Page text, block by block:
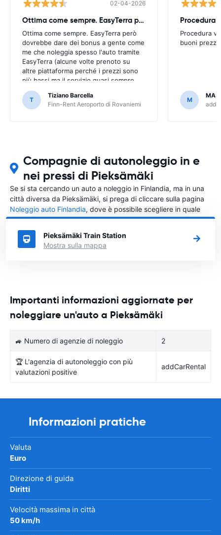
02-04-2026
Ottima come sempre. EasyTerra però
Ottima come sempre. EasyTerra però
dovrebbe dare dei bonus a gente come
me che noleggia spesso l'auto tramite
EasyTerra (alcune volte prenoto su
altre piattaforma perché i prezzi sono
più bassi ma il servizio quasi sempre
peggiore tramite piattaforma di
prenotazione (EasyTerra è più semplice
e chiaro)
T
Tiziano Barcella
Finn-Rent Aeroporto di Rovaniemi
Procedura
buoni prezzi.
M
Compagnie di autonoleggio in e
nei pressi di Pieksämäki
Se si sta cercando un auto a noleggio in Finlandia, ma in una
città diversa da Pieksämäki, si prega di cliccare sulla pagina
Noleggio auto Finlandia, dove è possibile scegliere in quale
città in Finlandia si vuole noleggiare l'auto.
Pieksämäki Train Station
Mostra sulla mappa
Importanti informazioni aggiornate per
noleggiare un'auto a Pieksämäki
🚙 Numero di agenzie di noleggio 2
🏆 L'agenzia di autonoleggio con più
valutazioni positive
addCarRental
Informazioni pratiche
Valuta
Euro
Direzione di guida
Diritti
Velocità massima in città
50 km/h